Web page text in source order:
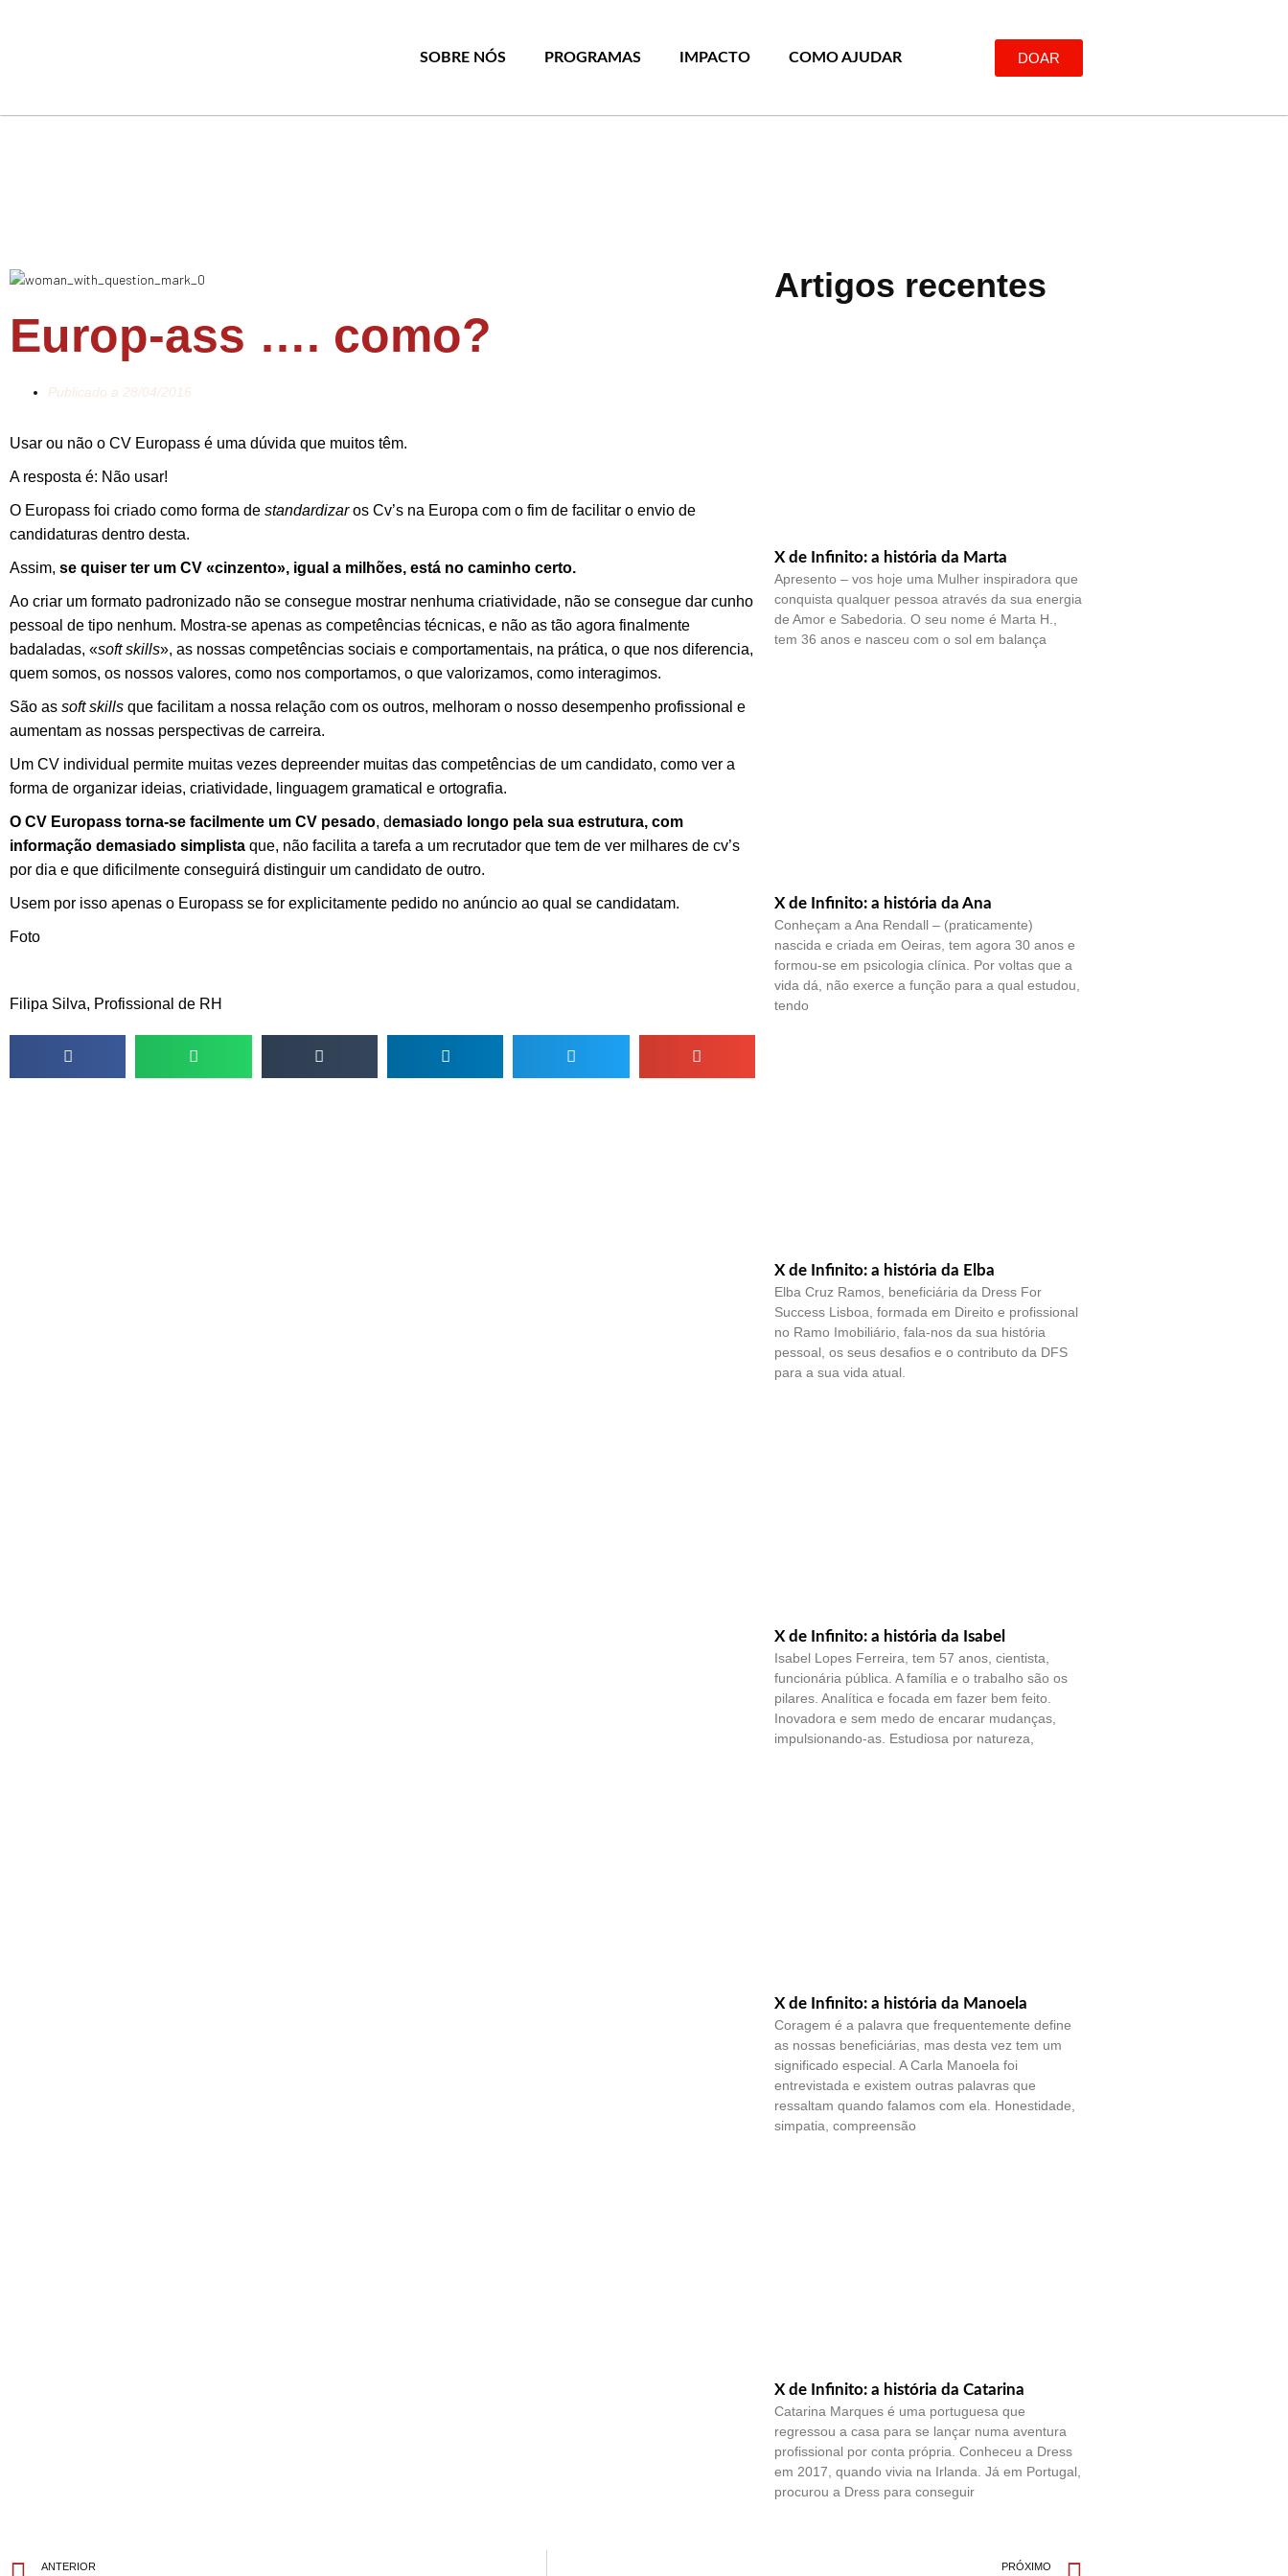
SOBRE NÓS PROGRAMAS IMPACTO COMO AJUDAR DOAR
Europ-ass …. como?
Publicado a 28/04/2016
Usar ou não o CV Europass é uma dúvida que muitos têm.
A resposta é: Não usar!
O Europass foi criado como forma de standardizaros Cv’s na Europa com o fim de facilitar o envio de
candidaturas dentro desta.
Assim, se quiser ter um CV «cinzento», igual a milhões, está no caminho certo.
Ao criar um formato padronizado não se consegue mostrar nenhuma criatividade, não se consegue dar cunho
pessoal de tipo nenhum. Mostra-se apenas as competências técnicas, e não as tão agora finalmente
badaladas, «soft skills», as nossas competências sociais e comportamentais, na prática, o que nos diferencia,
quem somos, os nossos valores, como nos comportamos, o que valorizamos, como interagimos.
São as soft skills que facilitam a nossa relação com os outros, melhoram o nosso desempenho profissional e
aumentam as nossas perspectivas de carreira.
Um CV individual permite muitas vezes depreender muitas das competências de um candidato, como ver a
forma de organizar ideias, criatividade, linguagem gramatical e ortografia.
O CV Europass torna-se facilmente um CV pesado, demasiado longo pela sua estrutura, com
informação demasiado simplista que, não facilita a tarefa a um recrutador que tem de ver milhares de cv’s
por dia e que dificilmente conseguirá distinguir um candidato de outro.
Usem por isso apenas o Europass se for explicitamente pedido no anúncio ao qual se candidatam.
Foto
Filipa Silva, Profissional de RH
Artigos recentes
X de Infinito: a história da Marta
Apresento – vos hoje uma Mulher inspiradora que
conquista qualquer pessoa através da sua energia
de Amor e Sabedoria. O seu nome é Marta H.,
tem 36 anos e nasceu com o sol em balança
X de Infinito: a história da Ana
Conheçam a Ana Rendall – (praticamente)
nascida e criada em Oeiras, tem agora 30 anos e
formou-se em psicologia clínica. Por voltas que a
vida dá, não exerce a função para a qual estudou,
tendo
X de Infinito: a história da Elba
Elba Cruz Ramos, beneficiária da Dress For
Success Lisboa, formada em Direito e profissional
no Ramo Imobiliário, fala-nos da sua história
pessoal, os seus desafios e o contributo da DFS
para a sua vida atual.
X de Infinito: a história da Isabel
Isabel Lopes Ferreira, tem 57 anos, cientista,
funcionária pública. A família e o trabalho são os
pilares. Analítica e focada em fazer bem feito.
Inovadora e sem medo de encarar mudanças,
impulsionando-as. Estudiosa por natureza,
X de Infinito: a história da Manoela
Coragem é a palavra que frequentemente define
as nossas beneficiárias, mas desta vez tem um
significado especial. A Carla Manoela foi
entrevistada e existem outras palavras que
ressaltam quando falamos com ela. Honestidade,
simpatia, compreensão
X de Infinito: a história da Catarina
Catarina Marques é uma portuguesa que
regressou a casa para se lançar numa aventura
profissional por conta própria. Conheceu a Dress
em 2017, quando vivia na Irlanda. Já em Portugal,
procurou a Dress para conseguir
ANTERIOR PRÓXIMO